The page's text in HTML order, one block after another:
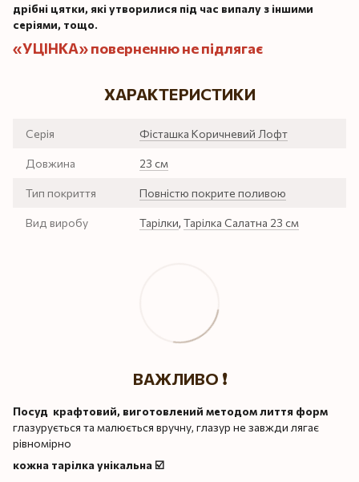
дрібні цятки, які утворилися під час випалу з іншими
серіями, тощо.
«УЦІНКА» поверненню не підлягає
ХАРАКТЕРИСТИКИ
Серія Фісташка Коричневий Лофт
Довжина 23 см
Тип покриття Повністю покрите поливою
Вид виробу Тарілки, Тарілка Салатна 23 см
ВАЖЛИВО ❗️
Посуд крафтовий, виготовлений методом лиття форм
глазурується та малюється вручну, глазур не завжди лягає
рівномірно
кожна тарілка унікальна ☑️